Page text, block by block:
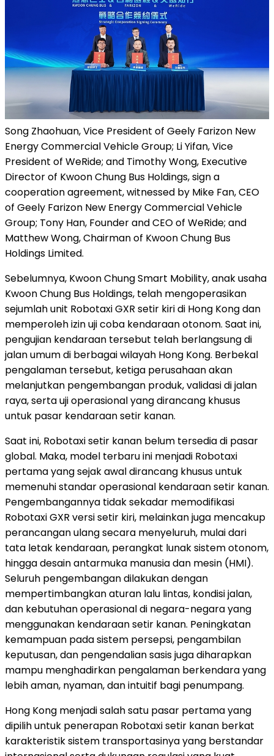
Song Zhaohuan, Vice President of Geely Farizon New
Energy Commercial Vehicle Group; Li Yifan, Vice
President of WeRide; and Timothy Wong, Executive
Director of Kwoon Chung Bus Holdings, sign a
cooperation agreement, witnessed by Mike Fan, CEO
of Geely Farizon New Energy Commercial Vehicle
Group; Tony Han, Founder and CEO of WeRide; and
Matthew Wong, Chairman of Kwoon Chung Bus
Holdings Limited.
Sebelumnya, Kwoon Chung Smart Mobility, anak usaha
Kwoon Chung Bus Holdings, telah mengoperasikan
sejumlah unit Robotaxi GXR setir kiri di Hong Kong dan
memperoleh izin uji coba kendaraan otonom. Saat ini,
pengujian kendaraan tersebut telah berlangsung di
jalan umum di berbagai wilayah Hong Kong. Berbekal
pengalaman tersebut, ketiga perusahaan akan
melanjutkan pengembangan produk, validasi di jalan
raya, serta uji operasional yang dirancang khusus
untuk pasar kendaraan setir kanan.
Saat ini, Robotaxi setir kanan belum tersedia di pasar
global. Maka, model terbaru ini menjadi Robotaxi
pertama yang sejak awal dirancang khusus untuk
memenuhi standar operasional kendaraan setir kanan.
Pengembangannya tidak sekadar memodifikasi
Robotaxi GXR versi setir kiri, melainkan juga mencakup
perancangan ulang secara menyeluruh, mulai dari
tata letak kendaraan, perangkat lunak sistem otonom,
hingga desain antarmuka manusia dan mesin (HMI).
Seluruh pengembangan dilakukan dengan
mempertimbangkan aturan lalu lintas, kondisi jalan,
dan kebutuhan operasional di negara-negara yang
menggunakan kendaraan setir kanan. Peningkatan
kemampuan pada sistem persepsi, pengambilan
keputusan, dan pengendalian sasis juga diharapkan
mampu menghadirkan pengalaman berkendara yang
lebih aman, nyaman, dan intuitif bagi penumpang.
Hong Kong menjadi salah satu pasar pertama yang
dipilih untuk penerapan Robotaxi setir kanan berkat
karakteristik sistem transportasinya yang berstandar